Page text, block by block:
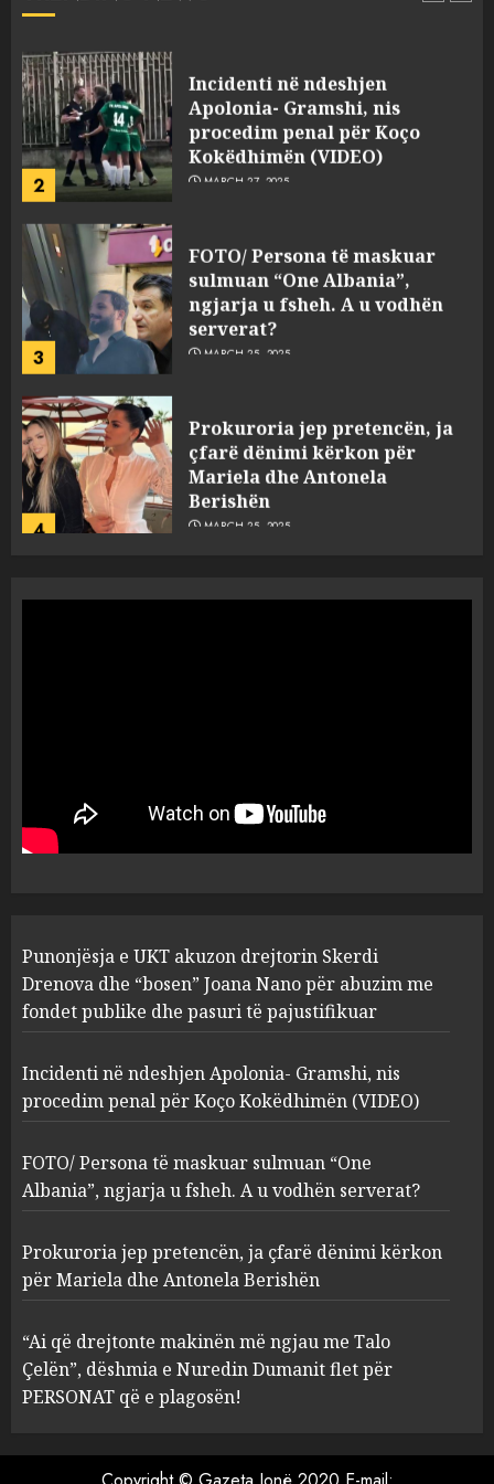
2
Incidenti në ndeshjen
Apolonia- Gramshi, nis
procedim penal për Koço
Kokëdhimën (VIDEO)
MARCH 27, 2025
3
FOTO/ Persona të maskuar
sulmuan “One Albania”,
ngjarja u fsheh. A u vodhën
serverat?
MARCH 25, 2025
4
Prokuroria jep pretencën, ja
çfarë dënimi kërkon për
Mariela dhe Antonela
Berishën
MARCH 25, 2025
1
“bosen” Joana Nano për
abuzim me fondet publike dhe
pasuri të pajustifikuar
2
Apolonia- Gramshi, nis
procedim penal për Koço
Kokëdhimën (VIDEO)
MARCH 27, 2025
3
FOTO/ Persona të maskuar
sulmuan “One Albania”,
ngjarja u fsheh. A u vodhën
serverat?
MARCH 25, 2025
4
Prokuroria jep pretencën, ja
çfarë dënimi kërkon për
Berishën
MARCH 25, 2025
ngjau me Talo Çelën”,
Punonjësja e UKT akuzon drejtorin Skerdi
Drenova dhe “bosen” Joana Nano për abuzim me
fondet publike dhe pasuri të pajustifikuar
Incidenti në ndeshjen Apolonia- Gramshi, nis
procedim penal për Koço Kokëdhimën (VIDEO)
FOTO/ Persona të maskuar sulmuan “One
Albania”, ngjarja u fsheh. A u vodhën serverat?
Prokuroria jep pretencën, ja çfarë dënimi kërkon
për Mariela dhe Antonela Berishën
“Ai që drejtonte makinën më ngjau me Talo
Çelën”, dëshmia e Nuredin Dumanit flet për
PERSONAT që e plagosën!